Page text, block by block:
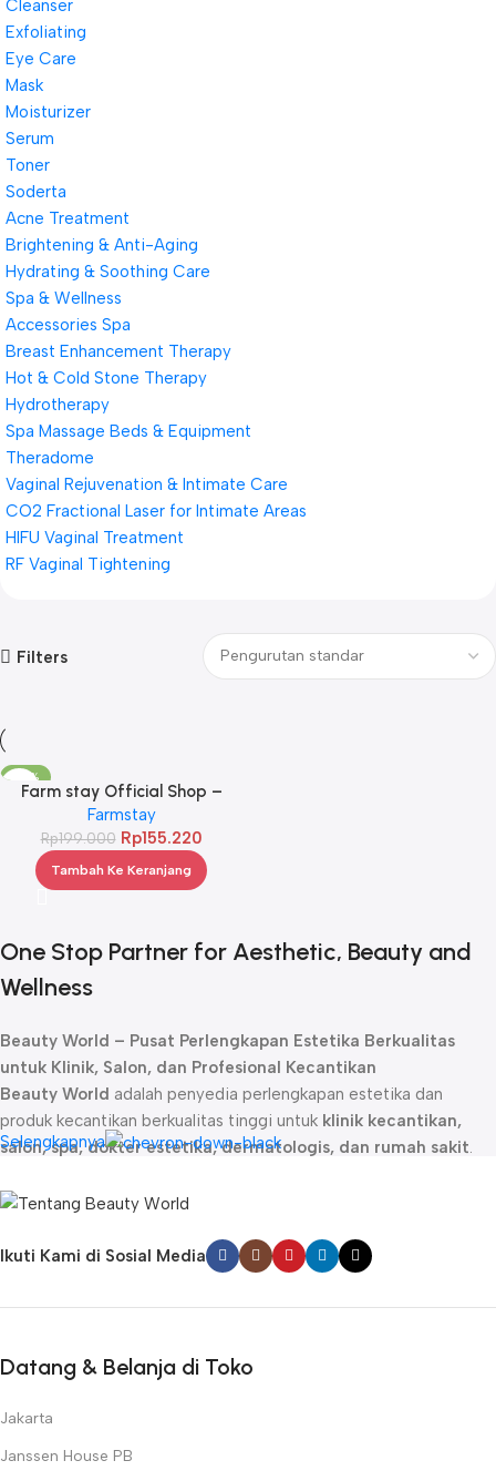
Cleanser
Exfoliating
Eye Care
Mask
Moisturizer
Serum
Toner
Soderta
Acne Treatment
Brightening & Anti-Aging
Hydrating & Soothing Care
Spa & Wellness
Accessories Spa
Breast Enhancement Therapy
Hot & Cold Stone Therapy
Hydrotherapy
Spa Massage Beds & Equipment
Theradome
Vaginal Rejuvenation & Intimate Care
CO2 Fractional Laser for Intimate Areas
HIFU Vaginal Treatment
RF Vaginal Tightening
Filters
-22%
Farm stay Official Shop –
Citrus Yuja Vitalizing Peeling Gel
Farmstay
Rp199.000 Rp155.220
Tambah Ke Keranjang
One Stop Partner for Aesthetic, Beauty and
Wellness
Beauty World – Pusat Perlengkapan Estetika Berkualitas
untuk Klinik, Salon, dan Profesional Kecantikan
Beauty World adalah penyedia perlengkapan estetika dan
produk kecantikan berkualitas tinggi untuk klinik kecantikan,
salon, spa, dokter estetika, dermatologis, dan rumah sakit.
profesional kecantikan dengan menghadirkan produk-produk
perawatan kulit, rambut, dan tubuh.
dariskincare premium, alat perawatan wajah dan tubuh,
menghadirkan brand ternama seperti
Cosmetics, Rica, Farmstay, Beauty Skin, Numee, DéCaar
Paris, Kairos, Cabin, SKT Skin Technology, Theradome, dan
global.
Selengkapnya
Ikuti Kami di Sosial Media
Datang & Belanja di Toko
Jakarta
Janssen House PB